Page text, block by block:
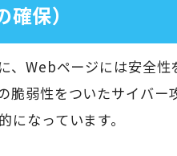
保）
、Webページには安全
脆弱性をついたサイバー
になっています。